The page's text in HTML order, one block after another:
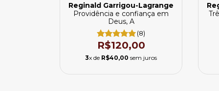
Reginald Garrigou-Lagrange
Providência e confiança em
Deus, A
(8)
R$120,00
3x de R$40,00 sem juros